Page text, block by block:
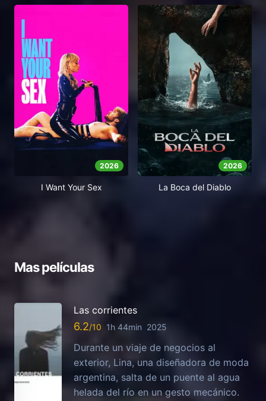
2026
I Want Your Sex
2026
La Boca del Diablo
Mas películas
Las corrientes
6.2 1h 44min 2025
Durante un viaje de negocios al
exterior, Lina, una diseñadora de moda
argentina, salta de un puente al agua
helada del río en un gesto mecánico.